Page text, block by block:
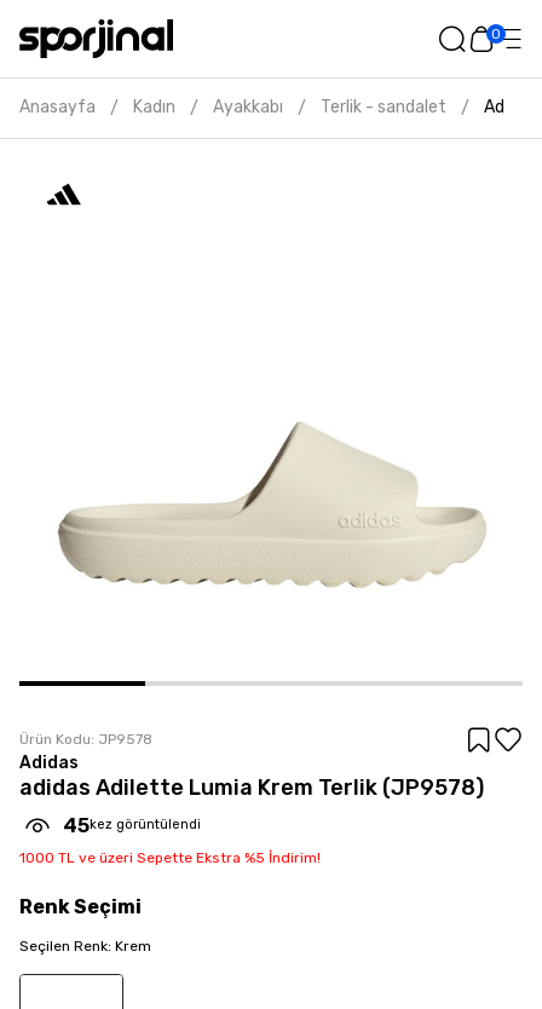
0
Anasayfa / Kadın / Ayakkabı / Terlik - sandalet /
Ürün Kodu: JP9578
Adidas
adidas Adilette Lumia Krem Terlik (JP9578)
45kez görüntülendi
1000 TL ve üzeri Sepette Ekstra %5 İndirim!
RenkSeçimi
Seçilen Renk: Krem